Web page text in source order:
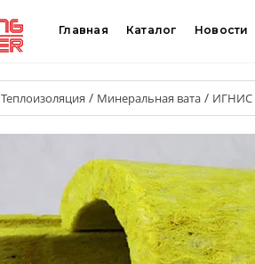
Главная Каталог Новости
Теплоизоляция / Минеральная вата / ИГНИС